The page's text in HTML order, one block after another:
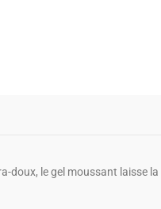
doux, le gel moussant laisse